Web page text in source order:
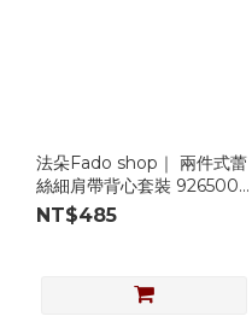
法朵Fado shop｜ 兩件式蕾
絲細肩帶背心套裝 9265008
兩色
NT$485